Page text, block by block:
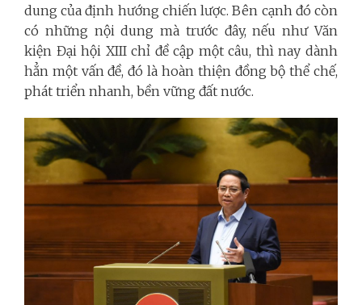
dung của định hướng chiến lược. Bên cạnh đó còn
có những nội dung mà trước đây, nếu như Văn
kiện Đại hội XIII chỉ đề cập một câu, thì nay dành
hẳn một vấn đề, đó là hoàn thiện đồng bộ thể chế,
phát triển nhanh, bền vững đất nước.